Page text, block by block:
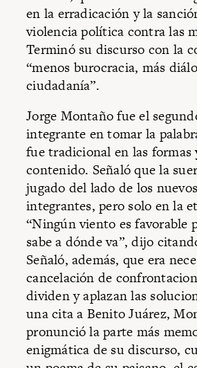
en la erradicación y la
violencia política contra las
Terminó su discurso con la
“menos burocracia, más
ciudadanía”.
Jorge Montaño fue el
integrante en tomar la
fue tradicional en las formas
contenido. Señaló que la
jugado del lado de los
integrantes, pero solo en la
“Ningún viento es favorable
sabe a dónde va”, dijo
Señaló, además, que era
cancelación de
dividen y aplazan las
una cita a Benito Juárez,
pronunció la parte más
enigmática de su discurso,